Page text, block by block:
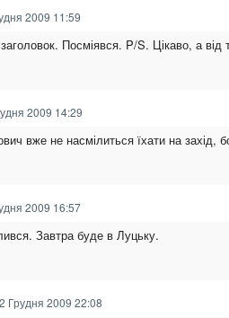
2009 11:59
Посміявся. P/S. Цікаво, а від
2009 14:29
вже не насмілиться їхати на захід,
2009 16:57
Завтра буде в Луцьку.
Грудня 2009 22:08